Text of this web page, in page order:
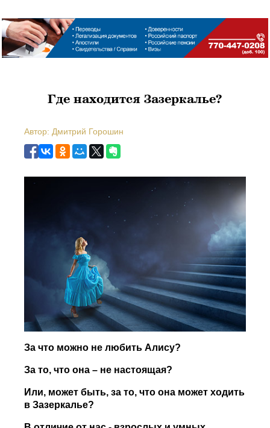
Где находится Зазеркалье?
Автор: Дмитрий Горошин
За что можно не любить Алису?
За то, что она – не настоящая?
Или, может быть, за то, что она может ходить
в Зазеркалье?